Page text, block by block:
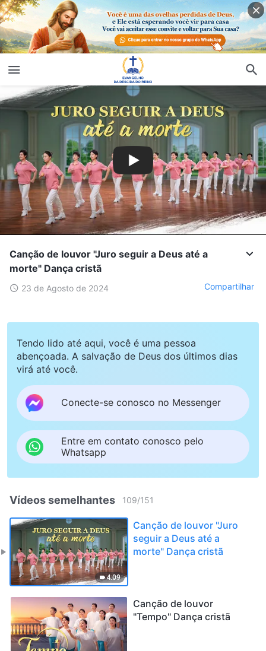
Canção de louvor "Juro seguir a Deus até a
morte" Dança cristã
23 de Agosto de 2024 Compartilhar
Tendo lido até aqui, você é uma pessoa
abençoada. A salvação de Deus dos últimos dias
virá até você.
Conecte-se conosco no Messenger
Entre em contato conosco pelo
Whatsapp
Vídeos semelhantes 109/151
4:09
Canção de louvor "Juro
seguir a Deus até a
morte" Dança cristã
Canção de louvor
"Tempo" Dança cristã